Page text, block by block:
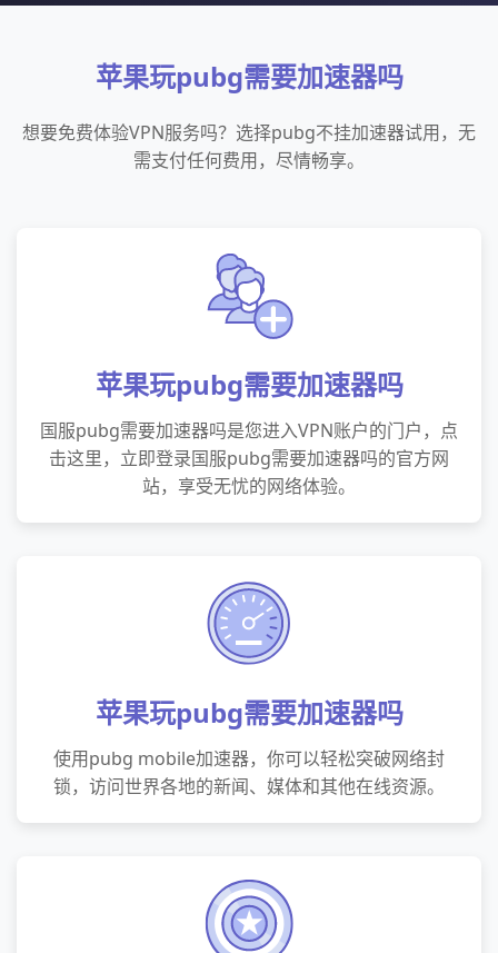
苹果玩pubg需要加速器吗
想要免费体验VPN服务吗？选择pubg不挂加速器试用，无
需支付任何费用，尽情畅享。
苹果玩pubg需要加速器吗
国服pubg需要加速器吗是您进入VPN账户的门户，点
击这里，立即登录国服pubg需要加速器吗的官方网
站，享受无忧的网络体验。
苹果玩pubg需要加速器吗
使用pubg mobile加速器，你可以轻松突破网络封
锁，访问世界各地的新闻、媒体和其他在线资源。